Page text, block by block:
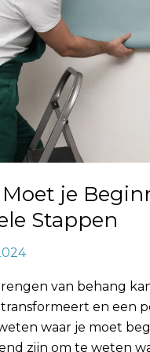
je
Stappen
van behang
en een
waar je moet
zijn om te weten